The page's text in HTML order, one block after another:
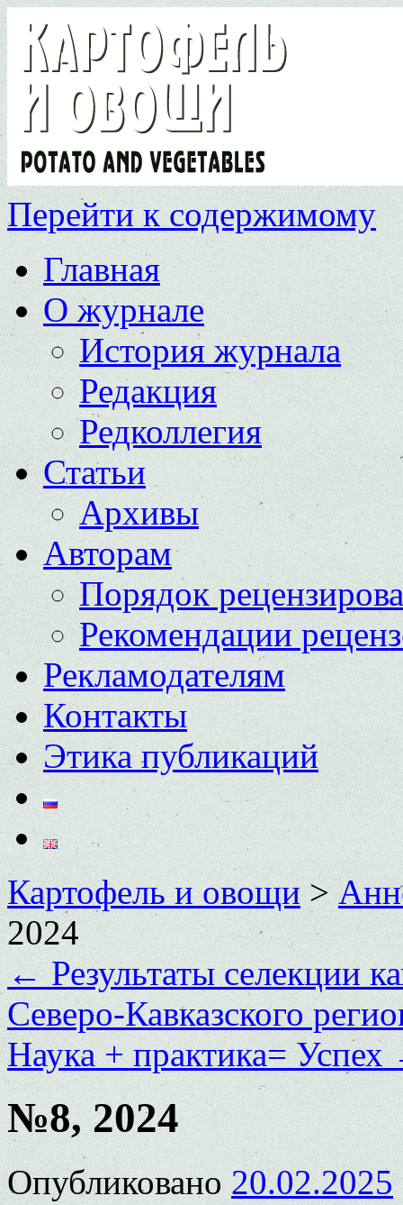
Перейти к содержимому
Главная
О журнале
История журнала
Редакция
Редколлегия
Статьи
Архивы
Авторам
Порядок
Рекомендации
Рекламодателям
Контакты
Этика публикаций
Картофель и овощи>
2024
←Результаты селекции
Северо-Кавказского
Наука + практика= Успех
№8, 2024
Опубликовано 20.02.2025